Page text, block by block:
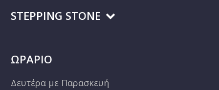
STEPPING STONE
ΩΡΑΡΙΟ
Δευτέρα με Παρασκευή